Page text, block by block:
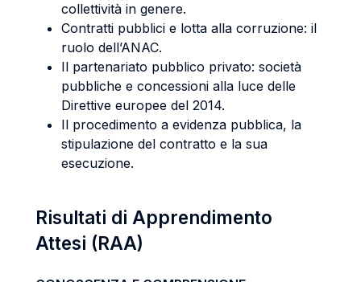
collettività in genere.
Contratti pubblici e lotta alla corruzione: il
ruolo dell’ANAC.
Il partenariato pubblico privato: società
pubbliche e concessioni alla luce delle
Direttive europee del 2014.
Il procedimento a evidenza pubblica, la
stipulazione del contratto e la sua
esecuzione.
Risultati di Apprendimento
Attesi (RAA)